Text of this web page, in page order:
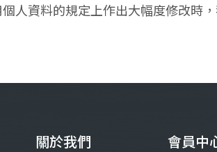
人資料的規定上作出大幅度修改時
關於我們 會員中